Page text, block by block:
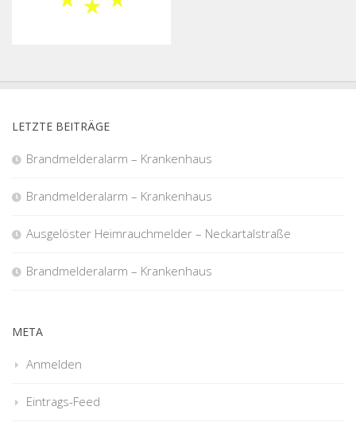
LETZTE BEITRÄGE
Brandmelderalarm – Krankenhaus
Brandmelderalarm – Krankenhaus
Ausgelöster Heimrauchmelder – Neckartalstraße
Brandmelderalarm – Krankenhaus
META
Anmelden
Eintrags-Feed